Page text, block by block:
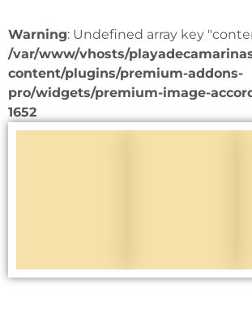
Warning: Undefined array key
/var/www/vhosts/
content/plugins/premium-addons-
pro/widgets/premium-image-
1652